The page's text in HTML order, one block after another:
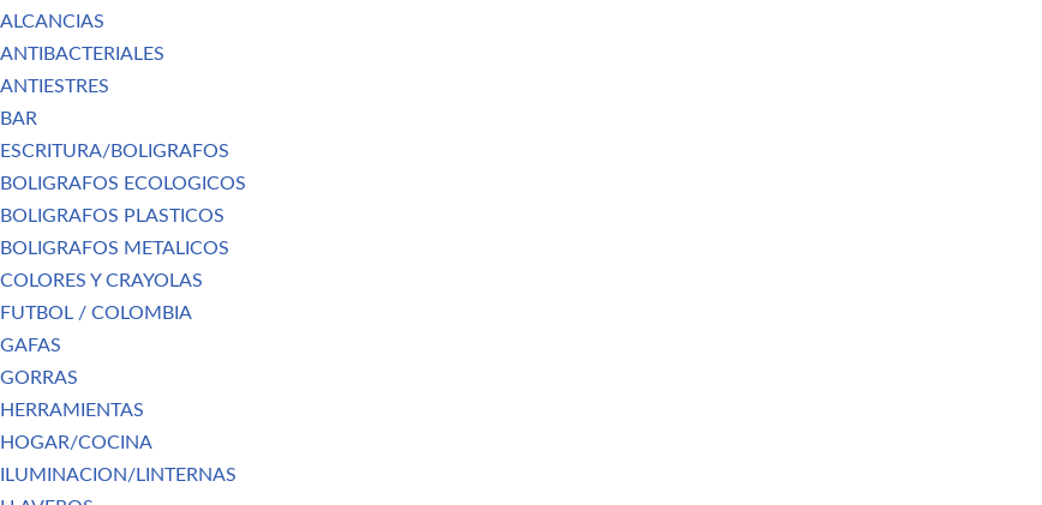
ALCANCIAS
ANTIBACTERIALES
ANTIESTRES
BAR
ESCRITURA/BOLIGRAFOS
BOLIGRAFOS ECOLOGICOS
BOLIGRAFOS PLASTICOS
BOLIGRAFOS METALICOS
COLORES Y CRAYOLAS
FUTBOL / COLOMBIA
GAFAS
GORRAS
HERRAMIENTAS
HOGAR/COCINA
ILUMINACION/LINTERNAS